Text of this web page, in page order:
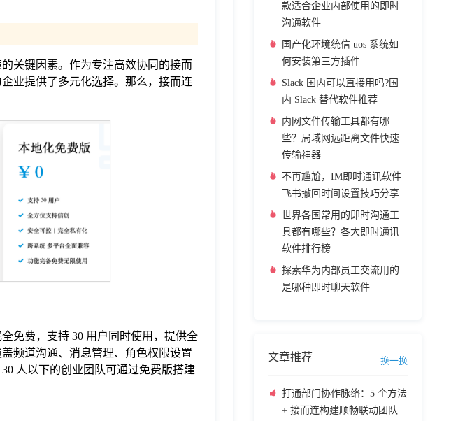
关键因素。作为专注高效协同的接而
业提供了多元化选择。那么，接而连
免费，支持 30 用户同时使用，提供全
频道沟通、消息管理、角色权限设置
人以下的创业团队可通过免费版搭建
款适合企业内部使用的即时
沟通软件
国产化环境统信 uos 系统如
何安装第三方插件
Slack 国内可以直接用吗?国
内 Slack 替代软件推荐
内网文件传输工具都有哪
些？局域网远距离文件快速
传输神器
不再尴尬，IM即时通讯软件
飞书撤回时间设置技巧分享
世界各国常用的即时沟通工
具都有哪些？各大即时通讯
软件排行榜
探索华为内部员工交流用的
是哪种即时聊天软件
文章推荐 换一换
打通部门协作脉络：5 个方法
+ 接而连构建顺畅联动团队